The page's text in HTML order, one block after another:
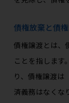
債権放棄と債
債権譲渡とは、
ことを指します
り、債権譲渡は
済義務はなくな